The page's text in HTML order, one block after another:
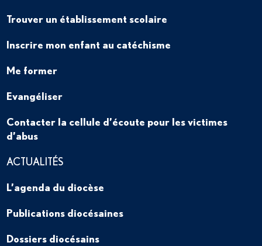
Trouver un établissement scolaire
Inscrire mon enfant au catéchisme
Me former
Evangéliser
Contacter la cellule d’écoute pour les victimes
d’abus
ACTUALITÉS
L’agenda du diocèse
Publications diocésaines
Dossiers diocésains